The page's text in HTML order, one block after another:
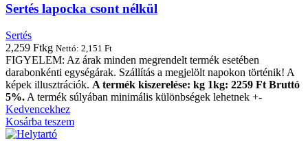
Sertés lapocka csont nélkül
Sertés
2,259 Ftkg Nettó: 2,151 Ft
FIGYELEM: Az árak minden megrendelt termék esetében
darabonkénti egységárak. Szállítás a megjelölt napokon történik! A
képek illusztrációk. A termék kiszerelése: kg 1kg: 2259 Ft Bruttó
5%. A termék súlyában minimális különbségek lehetnek +-
Kedvencekhez
Kosárba teszem